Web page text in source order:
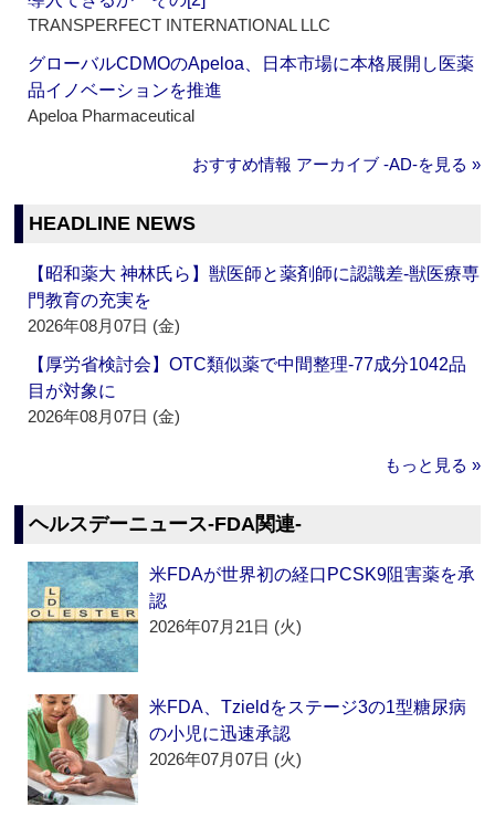
TRANSPERFECT INTERNATIONAL LLC
グローバルCDMOのApeloa、日本市場に本格展開し医薬
品イノベーションを推進
Apeloa Pharmaceutical
おすすめ情報 アーカイブ ‐AD‐を見る »
HEADLINE NEWS
【昭和薬大 神林氏ら】獣医師と薬剤師に認識差‐獣医療専
門教育の充実を
2026年08月07日 (金)
【厚労省検討会】OTC類似薬で中間整理‐77成分1042品
目が対象に
2026年08月07日 (金)
もっと見る »
ヘルスデーニュース‐FDA関連‐
米FDAが世界初の経口PCSK9阻害薬を承
認
2026年07月21日 (火)
米FDA、Tzieldをステージ3の1型糖尿病
の小児に迅速承認
2026年07月07日 (火)